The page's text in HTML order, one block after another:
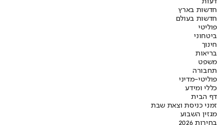
חדשות בארץ
חדשות בעולם
פוליטי
ביטחוני
חינוך
בריאות
משפט
תחבורה
פוליטי-מדיני
כללי ומידע
דף הבית
זמני כניסת וצאת שבת
מגזין השבוע
בחירות 2026